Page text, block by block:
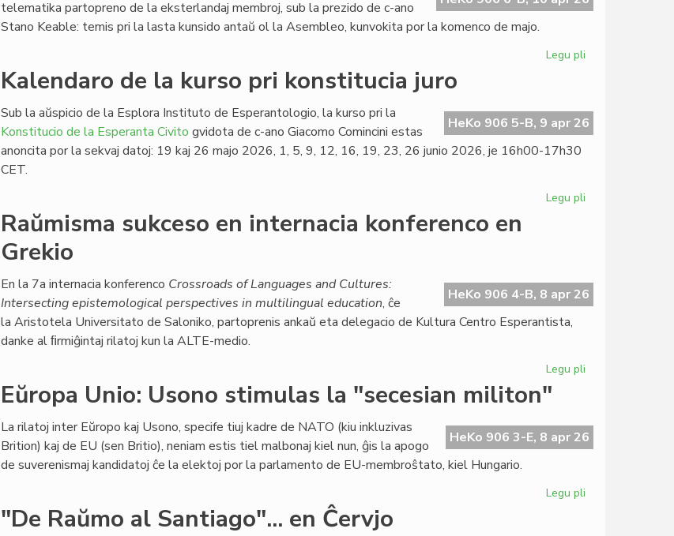
telematika partopreno de la eksterlandaj membroj, sub la prezido de c-ano
Stano Keable: temis pri la lasta kunsido antaŭ ol la Asembleo, kunvokita por la komenco de majo.
Legu pli
aplaŭdas
delegacian
Kalendaro de la kurso pri konstitucia juro
HeKo 906 5-B, 9 apr 26
Sub la aŭspicio de la Esplora Instituto de Esperantologio, la kurso pri la
Konstitucio de la Esperanta Civito gvidota de c-ano Giacomo Comincini estas
anoncita por la sekvaj datoj: 19 kaj 26 majo 2026, 1, 5, 9, 12, 16, 19, 23, 26 junio 2026, je 16h00-17h30
CET.
Legu pli
pri
konstitucia
Raŭmisma sukceso en internacia konferenco en
Grekio
HeKo 906 4-B, 8 apr 26
En la 7a internacia konferenco Crossroads of Languages and Cultures:
Intersecting epistemological perspectives in multilingual education, ĉe
la Aristotela Universitato de Saloniko, partoprenis ankaŭ eta delegacio de Kultura Centro Esperantista,
danke al ﬁrmiĝintaj rilatoj kun la ALTE-medio.
Legu pli
internacia
konferenco
Eŭropa Unio: Usono stimulas la "secesian militon"
HeKo 906 3-E, 8 apr 26
La rilatoj inter Eŭropo kaj Usono, specife tiuj kadre de NATO (kiu inkluzivas
Brition) kaj de EU (sen Britio), neniam estis tiel malbonaj kiel nun, ĝis la apogo
de suverenismaj kandidatoj ĉe la elektoj por la parlamento de EU-membroŝtato, kiel Hungario.
Legu pli
"De Raŭmo al Santiago"... en Ĉervjo